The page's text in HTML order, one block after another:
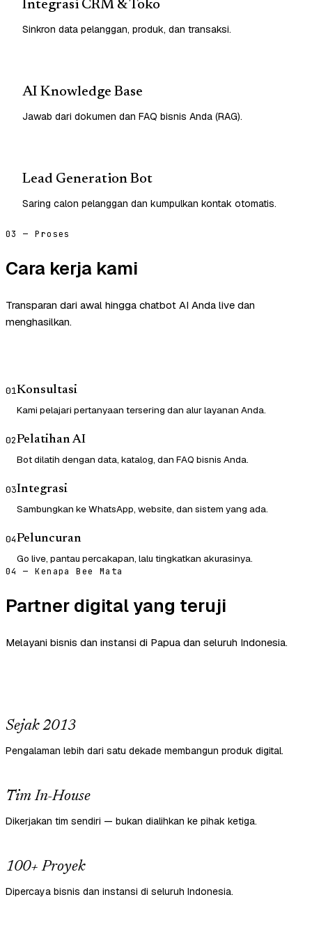
Integrasi CRM & Toko
Sinkron data pelanggan, produk, dan transaksi.
AI Knowledge Base
Jawab dari dokumen dan FAQ bisnis Anda (RAG).
Lead Generation Bot
Saring calon pelanggan dan kumpulkan kontak otomatis.
03 — Proses
Cara kerja kami
Transparan dari awal hingga chatbot AI Anda live dan
menghasilkan.
01Konsultasi
Kami pelajari pertanyaan tersering dan alur layanan Anda.
02Pelatihan AI
Bot dilatih dengan data, katalog, dan FAQ bisnis Anda.
03Integrasi
Sambungkan ke WhatsApp, website, dan sistem yang ada.
04Peluncuran
Go live, pantau percakapan, lalu tingkatkan akurasinya.
04 — Kenapa Bee Mata
Partner digital yang teruji
Melayani bisnis dan instansi di Papua dan seluruh Indonesia.
Sejak 2013
Pengalaman lebih dari satu dekade membangun produk digital.
Tim In-House
Dikerjakan tim sendiri — bukan dialihkan ke pihak ketiga.
100+ Proyek
Dipercaya bisnis dan instansi di seluruh Indonesia.